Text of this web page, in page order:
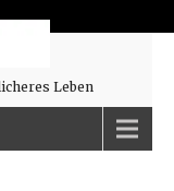
Leben